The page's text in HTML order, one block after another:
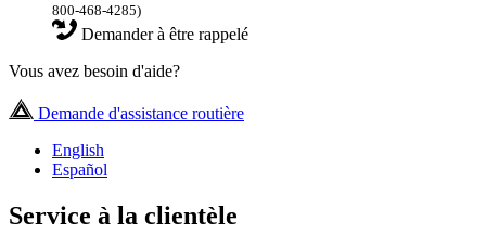
800-468-4285)
Demander à être rappelé
Vous avez besoin d'aide?
Demande d'assistance routière
English
Español
Service à la clientèle